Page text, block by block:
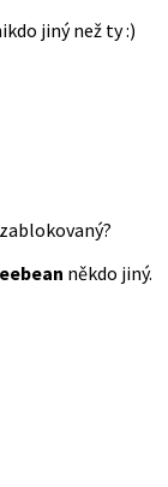
jiný než ty :)
zablokovaný?
někdo jiný.